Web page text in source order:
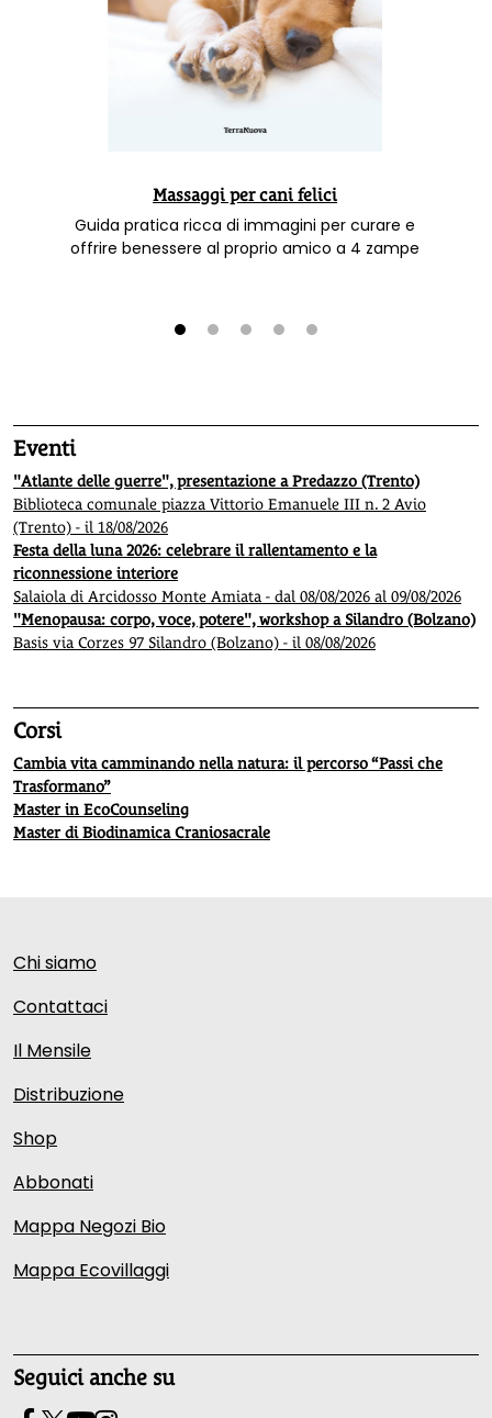
Massaggi per cani felici
Guida pratica ricca di immagini per curare e
offrire benessere al proprio amico a 4 zampe
Eventi
"Atlante delle guerre", presentazione a Predazzo (Trento)
Biblioteca comunale piazza Vittorio Emanuele III n. 2 Avio
(Trento) - il 18/08/2026
Festa della luna 2026: celebrare il rallentamento e la
riconnessione interiore
Salaiola di Arcidosso Monte Amiata - dal 08/08/2026 al 09/08/2026
"Menopausa: corpo, voce, potere", workshop a Silandro (Bolzano)
Basis via Corzes 97 Silandro (Bolzano) - il 08/08/2026
Corsi
Cambia vita camminando nella natura: il percorso “Passi che
Trasformano”
Master in EcoCounseling
Master di Biodinamica Craniosacrale
Chi siamo
Contattaci
Il Mensile
Distribuzione
Shop
Abbonati
Mappa Negozi Bio
Mappa Ecovillaggi
Seguici anche su